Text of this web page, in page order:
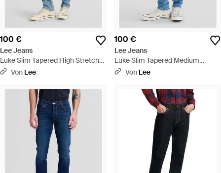
100 €
Lee Jeans
Luke Slim Tapered High Stretch
Jean Größe 28X32 - Blau
Von Lee
100 €
Lee Jeans
Luke Slim Tapered Medium
Stretch Jean Größe 28X32 - Blau
Von Lee